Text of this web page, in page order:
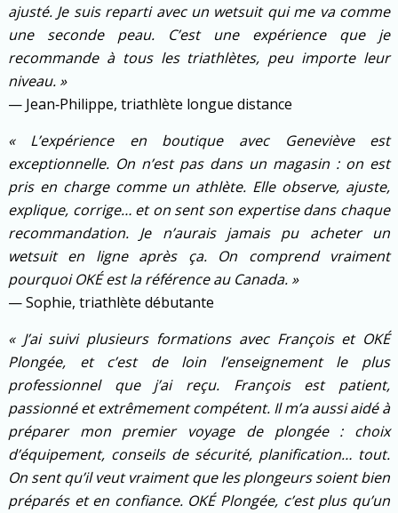
ajusté. Je suis reparti avec un wetsuit qui me va comme
une seconde peau. C’est une expérience que je
recommande à tous les triathlètes, peu importe leur
niveau. »
— Jean‑Philippe, triathlète longue distance
« L’expérience en boutique avec Geneviève est
exceptionnelle. On n’est pas dans un magasin : on est
pris en charge comme un athlète. Elle observe, ajuste,
explique, corrige… et on sent son expertise dans chaque
recommandation. Je n’aurais jamais pu acheter un
wetsuit en ligne après ça. On comprend vraiment
pourquoi OKÉ est la référence au Canada. »
— Sophie, triathlète débutante
« J’ai suivi plusieurs formations avec François et OKÉ
Plongée, et c’est de loin l’enseignement le plus
professionnel que j’ai reçu. François est patient,
passionné et extrêmement compétent. Il m’a aussi aidé à
préparer mon premier voyage de plongée : choix
d’équipement, conseils de sécurité, planification… tout.
On sent qu’il veut vraiment que les plongeurs soient bien
préparés et en confiance. OKÉ Plongée, c’est plus qu’un